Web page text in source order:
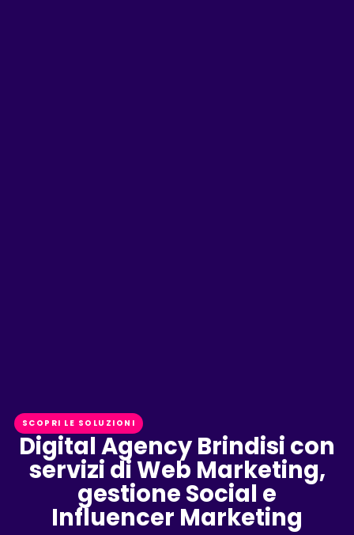
SCOPRI LE SOLUZIONI
Digital Agency Brindisi con
servizi di Web Marketing,
gestione Social e
Influencer Marketing